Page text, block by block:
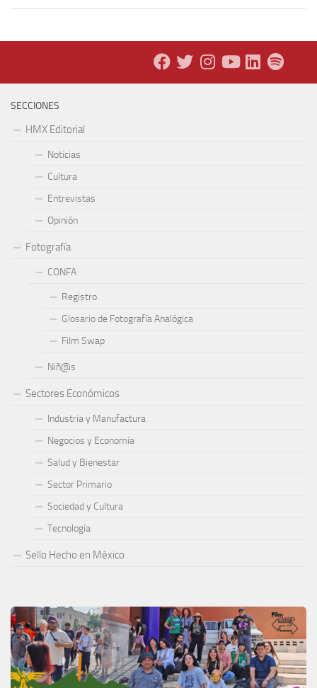
SECCIONES
HMX Editorial
Noticias
Cultura
Entrevistas
Opinión
Fotografía
CONFA
Registro
Glosario de Fotografía Analógica
Film Swap
Niñ@s
Sectores Económicos
Industria y Manufactura
Negocios y Economía
Salud y Bienestar
Sector Primario
Sociedad y Cultura
Tecnología
Sello Hecho en México